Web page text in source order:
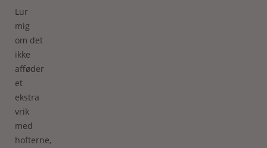
Lur
mig
om det
ikke
afføder
et
ekstra
vrik
med
hofterne,